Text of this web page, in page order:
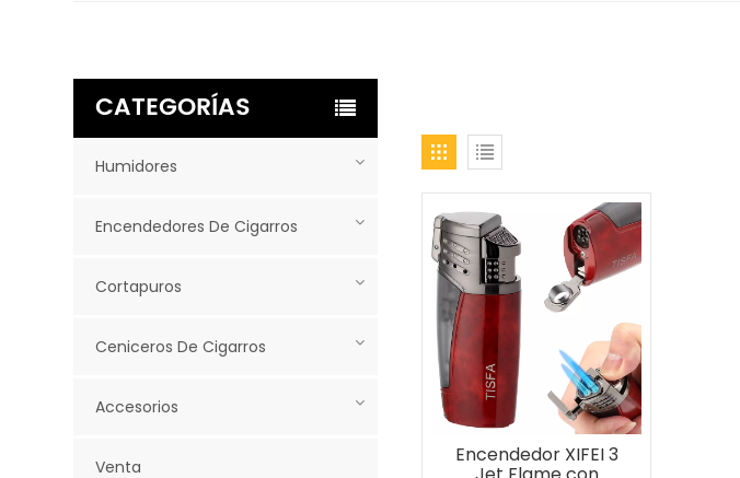
Encendedor XIFEI 3
CATEGORÍAS
Humidores
Encendedores De Cigarros
Cortapuros
Ceniceros De Cigarros
Accesorios
Venta